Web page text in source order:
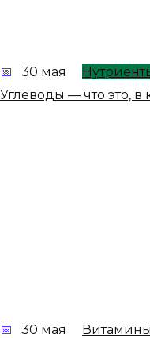
30 мая
Углеводы — что это, в
30 мая